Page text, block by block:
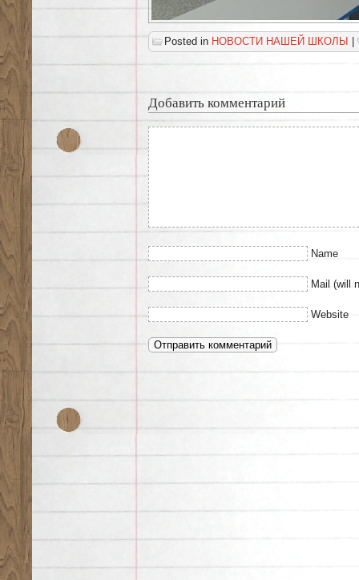
Posted in НОВОСТИ НАШЕЙ ШКОЛЫ |
Добавить комментарий
Name
Mail (will
Website